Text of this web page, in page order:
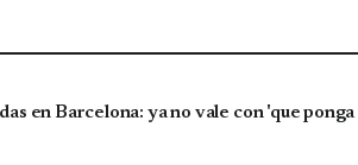
en Barcelona: ya no vale con 'que ponga